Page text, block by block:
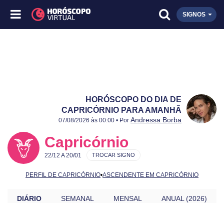
SIGNOS
HORÓSCOPO DO DIA DE
CAPRICÓRNIO PARA AMANHÃ
Publicado:
08/08/2026
Atualizado:
08/08/2026
07/08/2026 às 00:00 • Por Andressa Borba
Capricórnio
22/12 A 20/01
PERFIL DE CAPRICÓRNIO•ASCENDENTE EM CAPRICÓRNIO
TROCAR SIGNO
DIÁRIO SEMANAL MENSAL ANUAL (2026)